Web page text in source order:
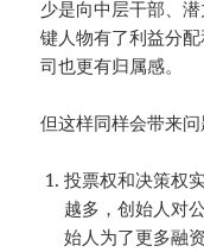
少是向中层干部、
键人物有了利益分
司也更有归属感。
但这样同样会带来问
投票权和决策权
越多，创始人对
始人为了更多融